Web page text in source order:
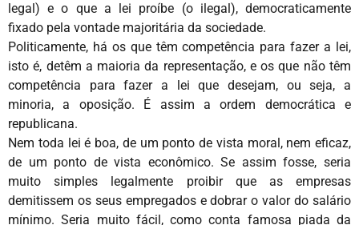
legal) e o que a lei proíbe (o ilegal), democraticamente
fixado pela vontade majoritária da sociedade.
Politicamente, há os que têm competência para fazer a lei,
isto é, detêm a maioria da representação, e os que não têm
competência para fazer a lei que desejam, ou seja, a
minoria, a oposição. É assim a ordem democrática e
republicana.
Nem toda lei é boa, de um ponto de vista moral, nem eficaz,
de um ponto de vista econômico. Se assim fosse, seria
muito simples legalmente proibir que as empresas
demitissem os seus empregados e dobrar o valor do salário
mínimo. Seria muito fácil, como conta famosa piada da